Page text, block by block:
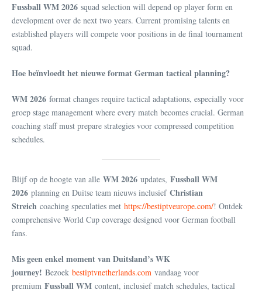
Fussball WM 2026 squad selection will depend op player form en
development over de next two years. Current promising talents en
established players will compete voor positions in de final tournament
squad.
Hoe beïnvloedt het nieuwe format German tactical planning?
WM 2026 format changes require tactical adaptations, especially voor
groep stage management where every match becomes crucial. German
coaching staff must prepare strategies voor compressed competition
schedules.
Blijf op de hoogte van alle WM 2026 updates, Fussball WM
2026 planning en Duitse team nieuws inclusief Christian
Streich coaching speculaties met https://bestiptveurope.com/! Ontdek
comprehensive World Cup coverage designed voor German football
fans.
Mis geen enkel moment van Duitsland’s WK
journey! Bezoek bestiptvnetherlands.com vandaag voor
premium Fussball WM content, inclusief match schedules, tactical